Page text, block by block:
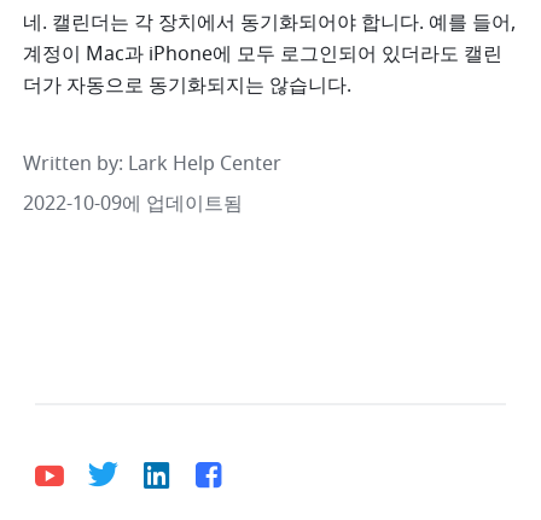
네. 캘린더는 각 장치에서 동기화되어야 합니다. 예를 들어,
계정이 Mac과 iPhone에 모두 로그인되어 있더라도 캘린
더가 자동으로 동기화되지는 않습니다.
Written by: Lark Help Center
2022-10-09에 업데이트됨